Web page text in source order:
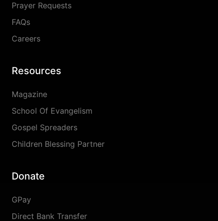
Prayer Requests
FAQs
Careers
Resources
Magazine
School Of Evangelism
Gospel Spreaders
Children Blessing Partner
Donate
GPay
Direct Bank Transfer